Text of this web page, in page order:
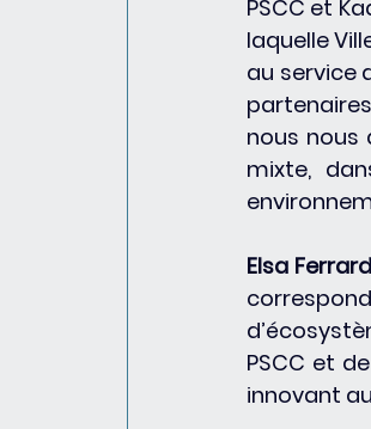
PSCC et
laquelle
au service
nous nous
mixte,
Elsa
PSCC et
innovant